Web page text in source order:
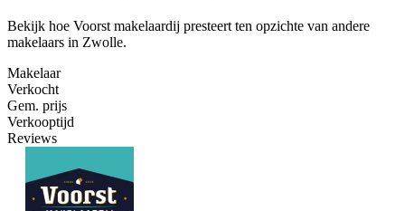
Bekijk hoe Voorst makelaardij presteert ten opzichte van andere
makelaars in Zwolle.
Makelaar
Verkocht
Gem. prijs
Verkooptijd
Reviews